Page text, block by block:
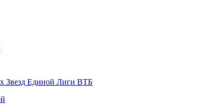
Звезд Единой Лиги ВТБ